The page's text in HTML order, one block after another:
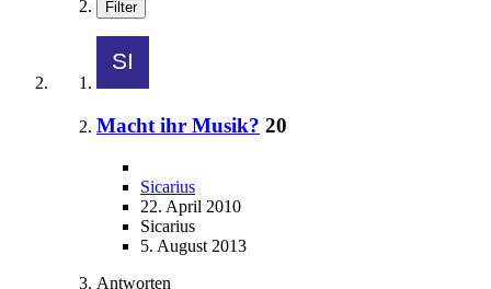
Filter
Macht ihr Musik? 20
Sicarius
22. April 2010
Sicarius
5. August 2013
Antworten